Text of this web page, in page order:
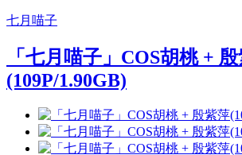
七月喵子
「七月喵子」COS胡桃 +
(109P/1.90GB)